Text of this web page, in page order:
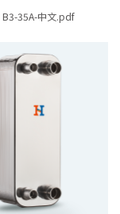
B3-35A-中文.pdf